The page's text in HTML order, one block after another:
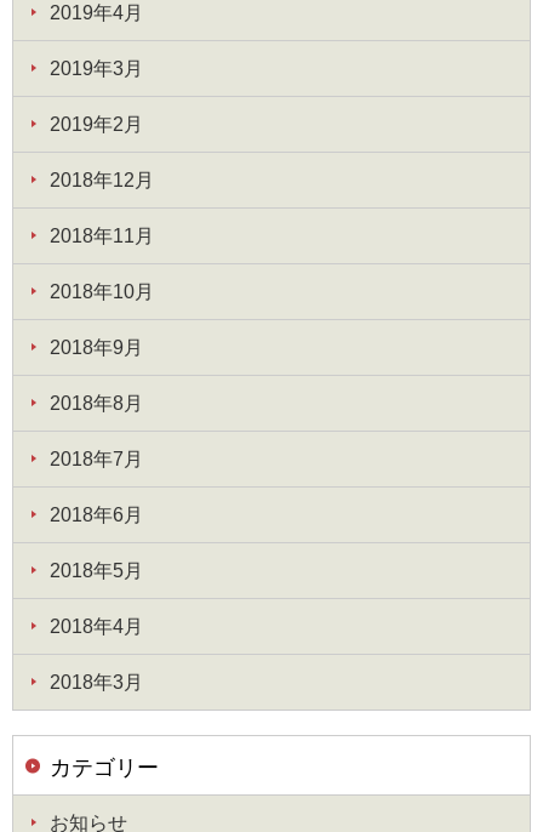
2019年4月
2019年3月
2019年2月
2018年12月
2018年11月
2018年10月
2018年9月
2018年8月
2018年7月
2018年6月
2018年5月
2018年4月
2018年3月
カテゴリー
お知らせ